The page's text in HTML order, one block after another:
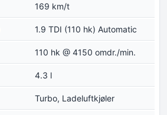
169 km/t
1.9 TDI (110 hk) Automatic
110 hk @ 4150 omdr./min.
4.3 l
Turbo, Ladeluftkjøler